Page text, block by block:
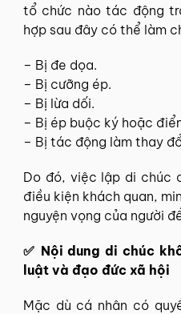
tổ chức nào tác động
hợp sau đây có thể làm
– Bị đe dọa.
– Bị cưỡng ép.
– Bị lừa dối.
– Bị ép buộc ký hoặc
– Bị tác động làm thay
Do đó, việc lập di chúc
điều kiện khách quan,
nguyện vọng của người
✅ Nội dung di chúc
luật và đạo đức xã hội
Mặc dù cá nhân có